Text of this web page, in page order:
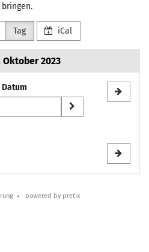
Tag iCal
2023
Datum
powered by pretix